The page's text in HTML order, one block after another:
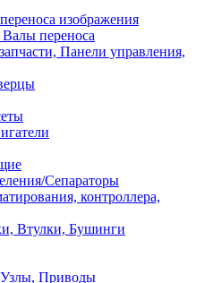
изображения
переноса
Панели управления,
Сепараторы
контроллера,
Втулки, Бушинги
Приводы